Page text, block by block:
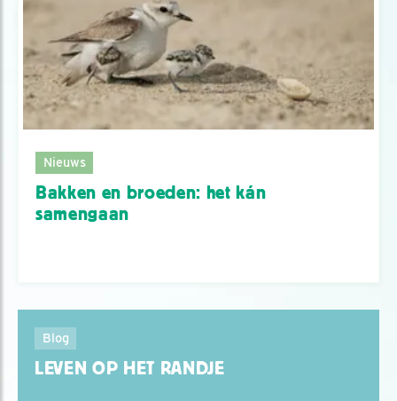
Nieuws
Bakken en broeden: het kán
samengaan
Blog
LEVEN OP HET RANDJE